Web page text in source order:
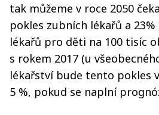
tak můžeme v roce 2050
pokles zubních lékařů a
lékařů pro děti na 100 tisíc
s rokem 2017 (u
lékařství bude tento pokles
5 %, pokud se naplní